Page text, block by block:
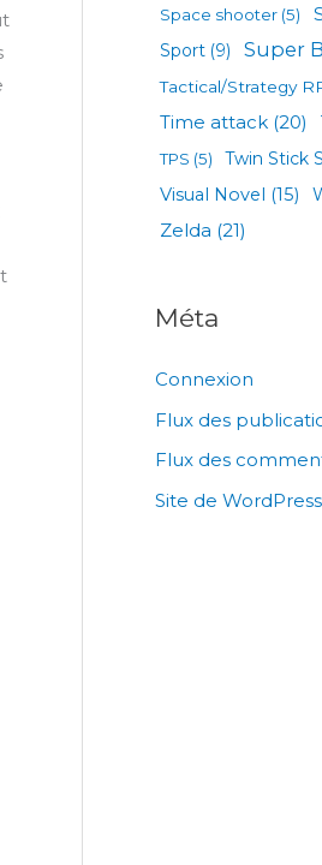
Space shooter(5)
Sport(9) Super
Tactical/Strategy
Time attack(20)
TPS (5) Twin Stick
Visual Novel (15)
Zelda (21)
Méta
Connexion
Flux des
Flux des
Site de